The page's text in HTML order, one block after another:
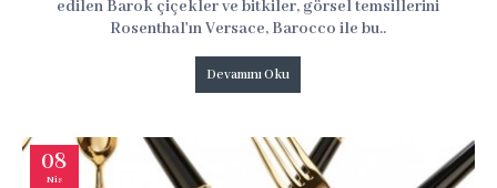
edilen Barok çiçekler ve bitkiler, görsel temsillerini
Rosenthal'ın Versace, Barocco ile bu..
Devamını Oku
08
Nis